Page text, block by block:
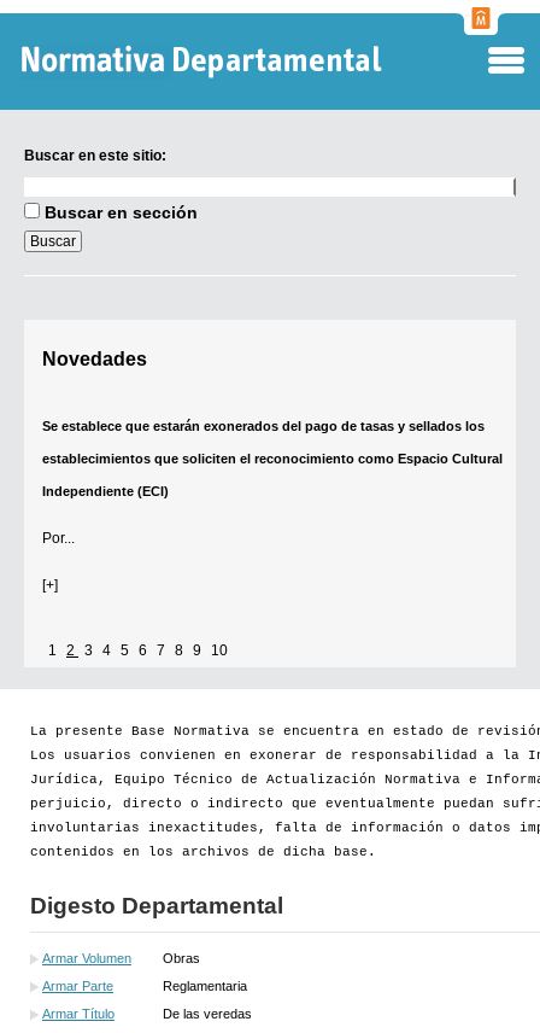
Buscar en este sitio:
en
sitio:
Buscar en sección
Novedades
Se establece que estarán exonerados del pago de tasas y sellados los
establecimientos que soliciten el reconocimiento como Espacio Cultural
Independiente (ECI)
Por...
[+]
1 2 3 4 5 6 7 8 9 10
La presente Base Normativa se encuentra en estado de
Los usuarios convienen en exonerar de responsabilidad a la
Jurídica, Equipo Técnico de Actualización Normativa e
perjuicio, directo o indirecto que eventualmente puedan
involuntarias inexactitudes, falta de información o datos
contenidos en los archivos de dicha base.
Digesto Departamental
Armar Volumen
Obras
Armar Parte
Reglamentaria
Armar Título
De las veredas